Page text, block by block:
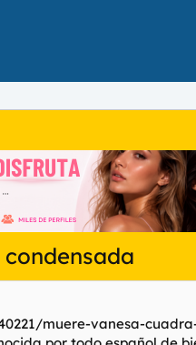
muere-vanesa-